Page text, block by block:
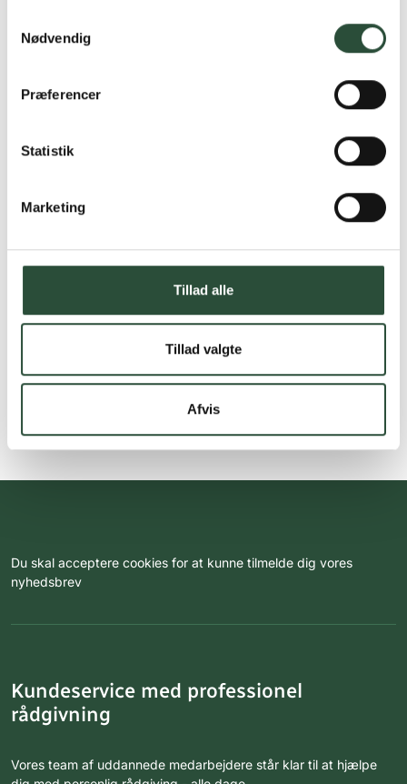
Nødvendig
Præferencer
Statistik
Marketing
Tillad alle
Tillad valgte
Afvis
Du skal acceptere cookies for at kunne tilmelde dig vores
nyhedsbrev
Kundeservice med professionel
rådgivning
Vores team af uddannede medarbejdere står klar til at hjælpe